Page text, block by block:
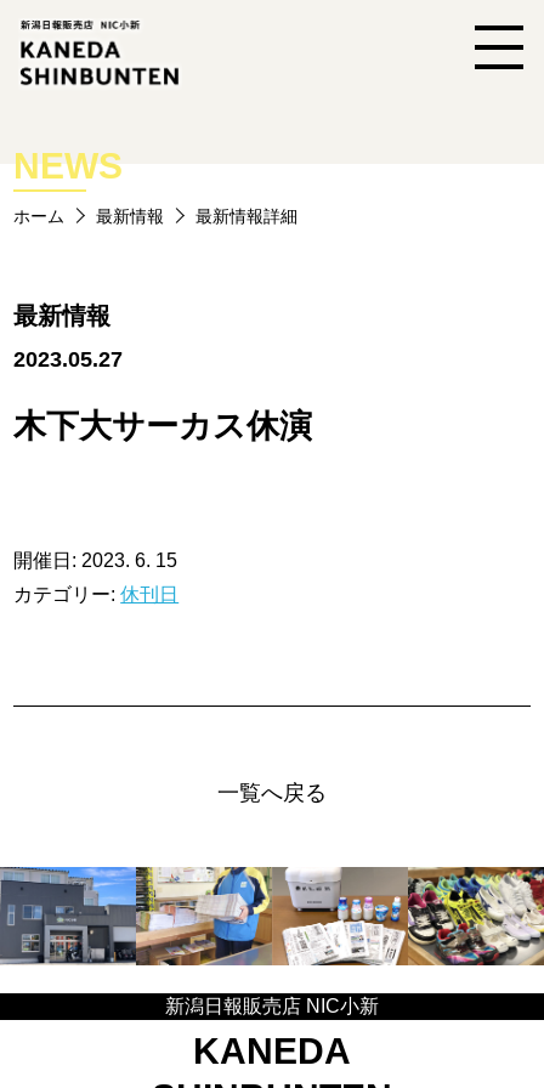
NEWS
ホーム 最新情報 最新情報詳細
最新情報
2023.05.27
木下大サーカス休演
開催日: 2023. 6. 15
カテゴリー:休刊日
一覧へ戻る
新潟日報販売店 NIC小新
KANEDA